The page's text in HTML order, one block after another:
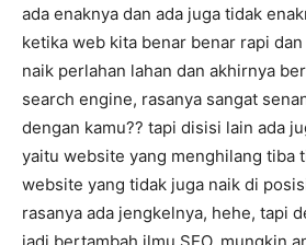
ada enaknya dan ada juga tidak
ketika web kita benar benar rapi
naik perlahan lahan dan akhirnya
search engine, rasanya sangat
dengan kamu?? tapi disisi lain ada
yaitu website yang menghilang tiba
website yang tidak juga naik di
rasanya ada jengkelnya, hehe, tapi